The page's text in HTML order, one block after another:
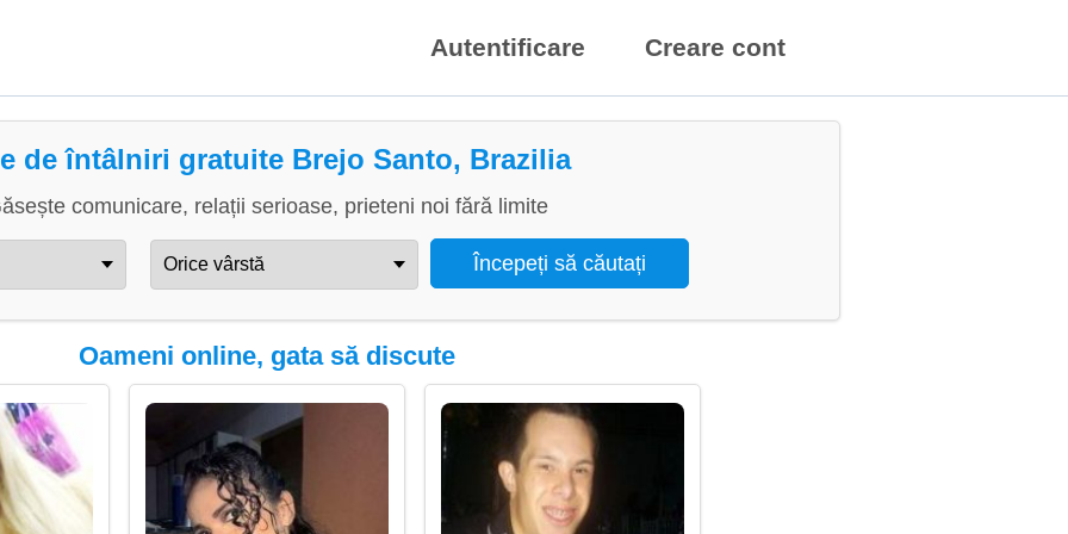
Autentificare Creare cont
de întâlniri gratuite Brejo Santo, Brazilia
comunicare, relații serioase, prieteni noi fără limite
Oameni online, gata să discute